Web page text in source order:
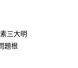
三大明
題根